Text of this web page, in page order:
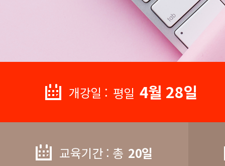
개강일 : 평일 4월 28일
교육기간 : 총 20일